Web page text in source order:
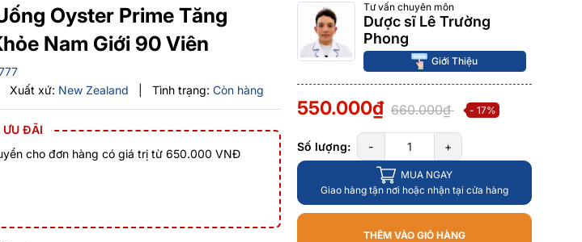
Oyster Prime Tăng
Nam Giới 90 Viên
Xuất xứ: New Zealand Tình trạng: Còn hàng
ƯU ĐÃI
cho đơn hàng có giá trị từ 650.000 VNĐ
Tư vấn chuyên môn
Dược sĩ Lê Trường
Phong
Giới Thiệu
550.000₫ 660.000₫ - 17%
Số lượng: - +
MUA NGAY
Giao hàng tận nơi hoặc nhận tại cửa hàng
THÊM VÀO GIỎ HÀNG